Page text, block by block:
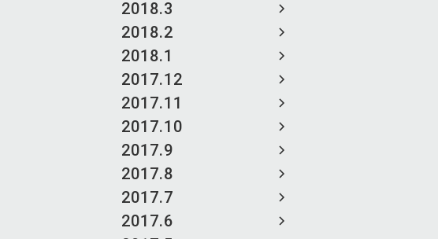
2018.3
2018.2
2018.1
2017.12
2017.11
2017.10
2017.9
2017.8
2017.7
2017.6